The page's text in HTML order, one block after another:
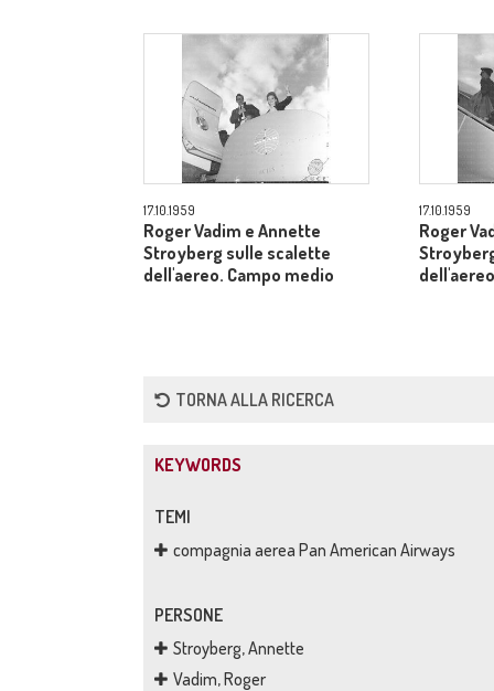
17.10.1959
Roger Vadim e Annette
Stroyberg sulle scalette
dell'aereo. Campo medio
17.10.1959
Roger
TORNA ALLA RICERCA
KEYWORDS
TEMI
compagnia aerea Pan American Airways
PERSONE
Stroyberg, Annette
Vadim, Roger